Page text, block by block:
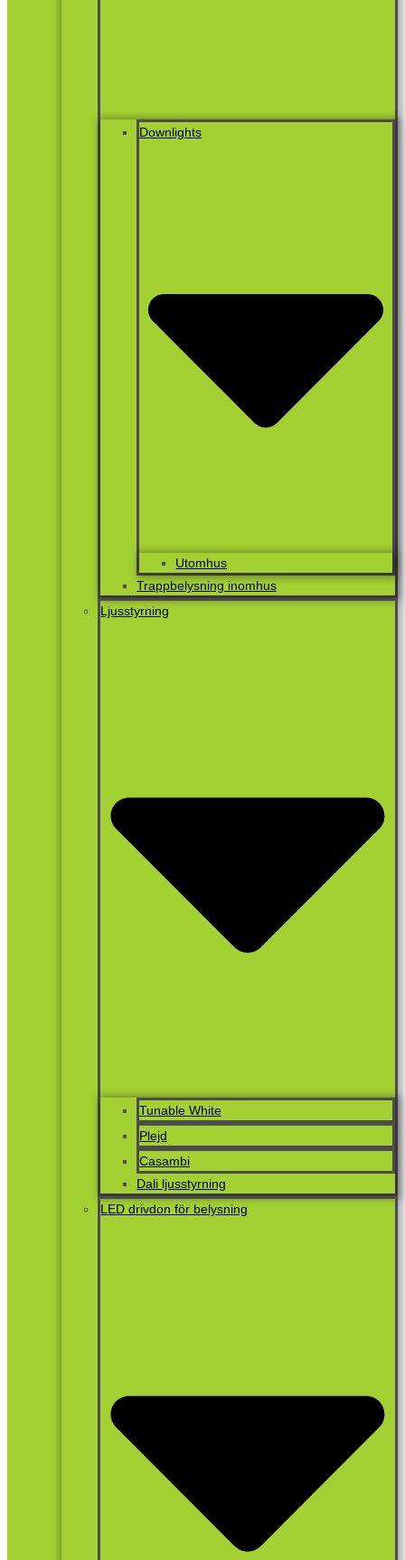
Downlights
Utomhus
Trappbelysning inomhus
Ljusstyrning
Tunable White
Plejd
Casambi
Dali ljusstyrning
LED drivdon för belysning